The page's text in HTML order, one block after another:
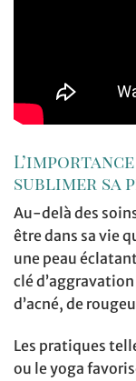
sublimer sa
Au-delà des
être dans sa vie
une peau
clé
d’acné, de
Les pratiques
ou le yoga